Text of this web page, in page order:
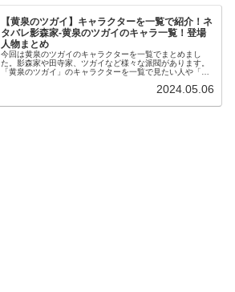
【黄泉のツガイ】キャラクターを一覧で紹介！ネ
タバレ影森家-黄泉のツガイのキャラ一覧！登場
人物まとめ
今回は黄泉のツガイのキャラクターを一覧でまとめまし
た。影森家や田寺家、ツガイなど様々な派閥があります。
「黄泉のツガイ」のキャラクターを一覧で見たい人や「黄
事をご覧ください。＜主人公＞・ユル＜影森家＞・アサ・
2024.05.06